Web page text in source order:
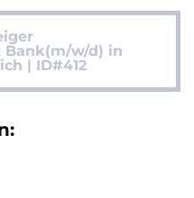
Bank(m/w/d) in
| ID#412